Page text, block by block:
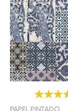
PAPEL PINTADO